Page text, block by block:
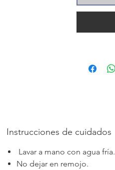
Instrucciones de cuidados
Lavar a mano con agua fría.
No dejar en remojo.